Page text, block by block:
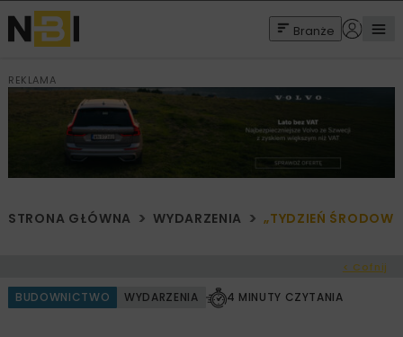
Branże
REKLAMA
STRONA GŁÓWNA WYDARZENIA „TYDZIEŃ
< Cofnij
BUDOWNICTWO WYDARZENIA 4 MINUTY CZYTANIA